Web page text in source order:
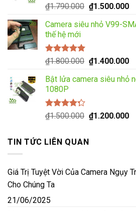
Được xếp
hạng
sao
₫1.790.000 Giá
là:
₫1.500.000Giá
Camera siêu nhỏ V99-
thế hệ mới
Được xếp
hạng
sao
₫1.800.000 Giá
là:
₫1.400.000Giá
Bật lửa camera siêu nhỏ
1080P
Được xếp
hạng
₫1.500.000 Giá
là:
₫1.500.000.
₫1.200.000Giá
TIN TỨC LIÊN QUAN
Giá Trị Tuyệt Vời Của Camera Ngụy
Cho Chúng Ta
21/06/2025